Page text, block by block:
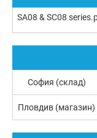
SA08 & SC08
София (склад)
Пловдив (магазин)